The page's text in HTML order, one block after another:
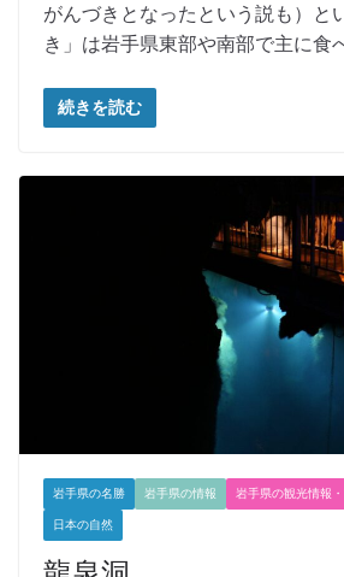
がんづきとなったという説も）と
き」は岩手県東部や南部で主に食
続きを読む
岩手県の名勝 岩手県の情報 岩手県の観光情報
日本の自然